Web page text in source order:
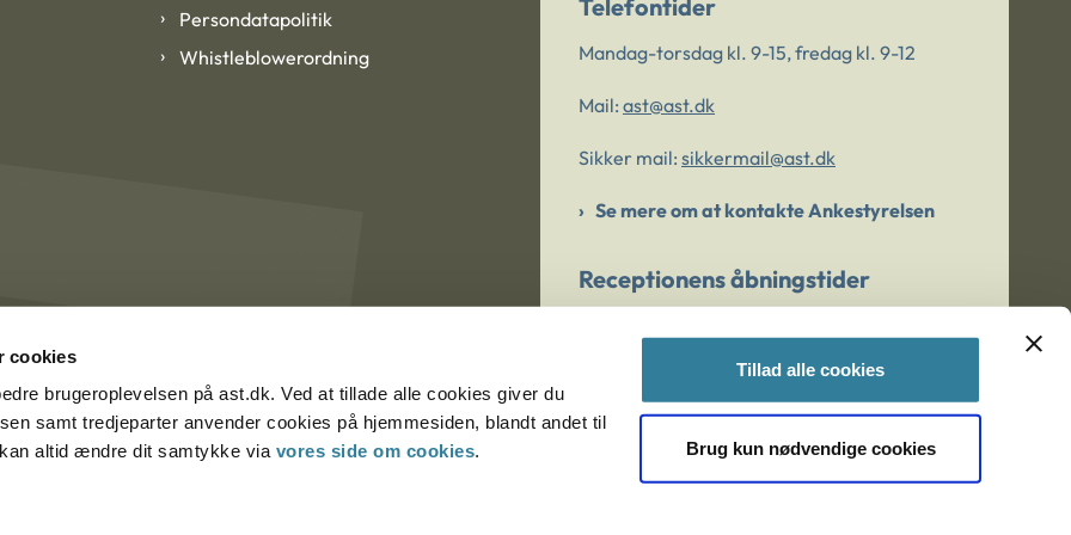
cookies
brugeroplevelsen på ast.dk. Ved at tillade alle cookies giver du
samt tredjeparter anvender cookies på hjemmesiden, blandt andet til
altid ændre dit samtykke via vores side om cookies.
Tillad alle cookies
Brug kun nødvendige cookies
Persondatapolitik
Whistleblowerordning
Telefontider
Mandag-torsdag kl. 9-15, fredag kl. 9-12
Mail: ast@ast.dk
Sikker mail: sikkermail@ast.dk
Se mere om at kontakte Ankestyrelsen
Receptionens åbningstider
Er du bekymret for et barn/en ung?